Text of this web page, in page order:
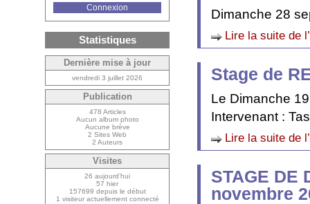
Dimanche 28
Lire la suite de
Stage de
Le Dimanche
Intervenant :
Lire la suite de
STAGE DE
novembre
Connexion
Statistiques
Dernière mise à jour
vendredi 3 juillet 2026
Publication
478 Articles
Aucun album photo
Aucune brève
2 Sites Web
2 Auteurs
Visites
26 aujourd’hui
57 hier
157699 depuis le début
1 visiteur actuellement connecté